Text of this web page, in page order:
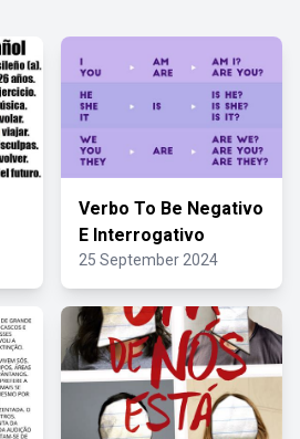
Verbo To Be Negativo
E Interrogativo
25 September 2024